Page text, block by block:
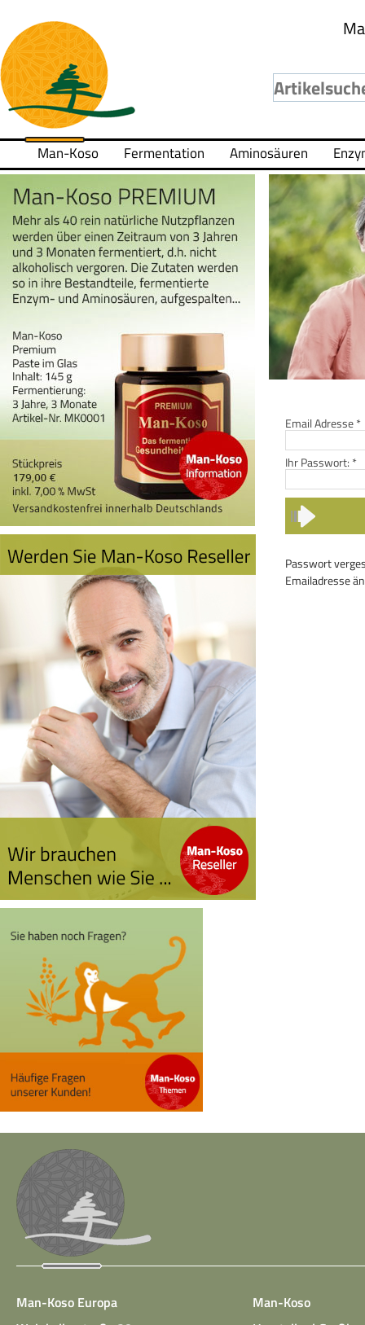
Man-Koso Fermentation Aminosäuren
Email Adresse*
Ihr Passwort: *
Passwort
Emailadresse
Man-Koso Europa
Man-Koso